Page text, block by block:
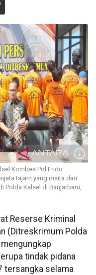
Kombes Pol Frido
tajam yang disita dari
Polda Kalsel di Banjarbaru,
Reserse Kriminal
(Ditreskrimum Polda
tindak pidana
tersangka selama